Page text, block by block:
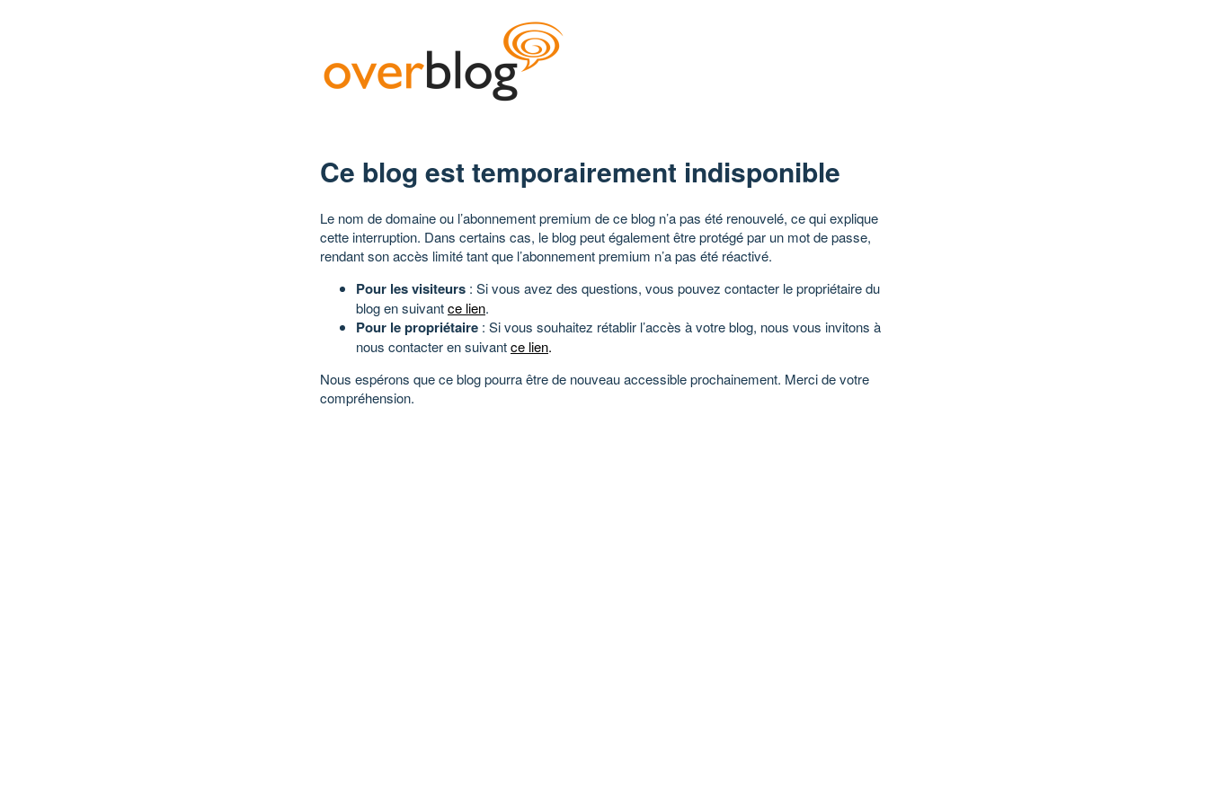
Ce blog est temporairement indisponible
Le nom de domaine ou l’abonnement premium de ce blog n’a pas été renouvelé, ce qui explique
cette interruption. Dans certains cas, le blog peut également être protégé par un mot de passe,
rendant son accès limité tant que l’abonnement premium n’a pas été réactivé.
Pour les visiteurs : Si vous avez des questions, vous pouvez contacter le propriétaire du
blog en suivantce lien.
Pour le propriétaire : Si vous souhaitez rétablir l’accès à votre blog, nous vous invitons à
nous contacter en suivantce lien.
Nous espérons que ce blog pourra être de nouveau accessible prochainement. Merci de votre
compréhension.